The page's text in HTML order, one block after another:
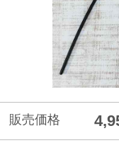
販売価格